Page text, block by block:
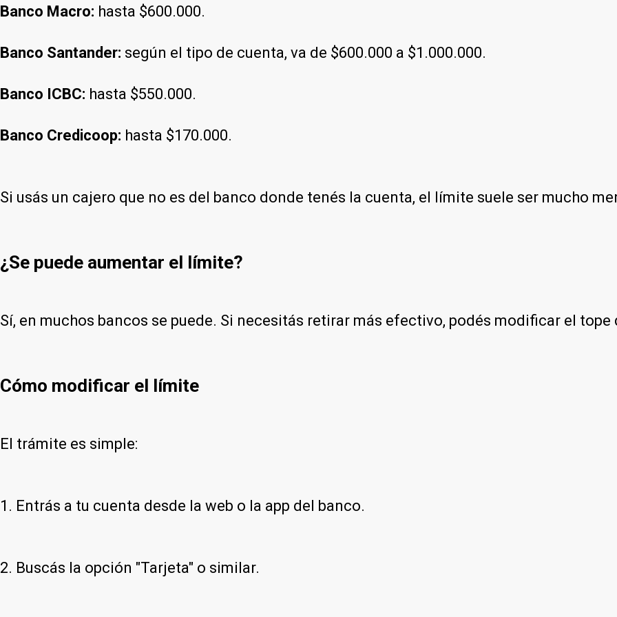
Banco Macro: hasta $600.000.
Banco Santander: según el tipo de cuenta, va de $600.000 a $1.000.000.
Banco ICBC: hasta $550.000.
Banco Credicoop: hasta $170.000.
Si usás un cajero que no es del banco donde tenés la cuenta, el límite suele ser mucho
¿Se puede aumentar el límite?
Sí, en muchos bancos se puede. Si necesitás retirar más efectivo, podés modificar el
Cómo modificar el límite
El trámite es simple:
1. Entrás a tu cuenta desde la web o la app del banco.
2. Buscás la opción "Tarjeta" o similar.